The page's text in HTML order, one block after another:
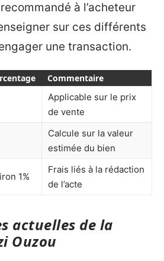
à l’acheteur
sur ces différents
une transaction.
Commentaire
Applicable sur le prix
de vente
Calcule sur la valeur
estimée du bien
1%
Frais liés à la rédaction
de l’acte
actuelles de la
Ouzou